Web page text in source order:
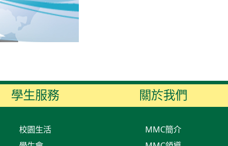
學生服務
校園生活
關於我們
MMC簡介